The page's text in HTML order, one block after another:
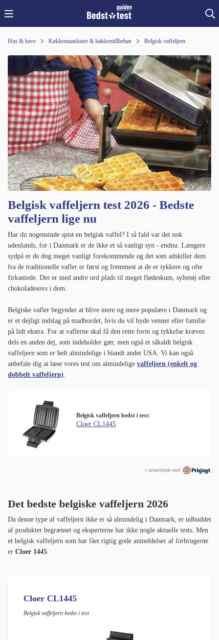
Hus & have Køkkenmaskiner & køkkentillbehør Belgisk vaffeljern
Belgisk vaffeljern test 2026 - Bedste
vaffeljern lige nu
Har du nogensinde spist en belgisk vaffel? I så fald var det nok
udenlands, for i Danmark er de ikke et så vanligt syn - endnu. Længere
sydpå er de dog meget vanligt forekommende og det som adskiller dem
fra de traditionelle vafler er først og fremmest at de er tykkere og ofte
firkantede. Der er med andre ord plads til meget flødeskum, syltetøj eller
chokoladesovs i dem.
Belgiske vafler begynder at blive mere og mere populære i Danmark og
er et dejligt indslag på madbordet, hvis du vil byde venner eller familie
på lidt ekstra. For at vaflerne skal få den rette form og tykkelse kræves
dels en anden dej, som indeholder gær, men også et såkaldt belgisk
vaffeljern som er helt almindelige i blandt andet USA. Vi kan også
anbefale dig at læse vores test om almindelige vaffeljern (enkelt og
dobbelt vaffeljern)
Belgisk vaffeljern bedst i test:
Cloer CL1445
i samarbejde med
Det bedste belgiske vaffeljern 2026
Da denne type af vaffeljern ikke er så almindelig i Danmark, er udbuddet
af produkter begrænset og eksperterne har ikke nogle aktuelle tests. Men
et belgisk vaffeljern som har fået rigtig gode anmeldelser af forbrugerne
er Cloer 1445
Cloer CL1445
Belgisk vaffeljern bedst i test